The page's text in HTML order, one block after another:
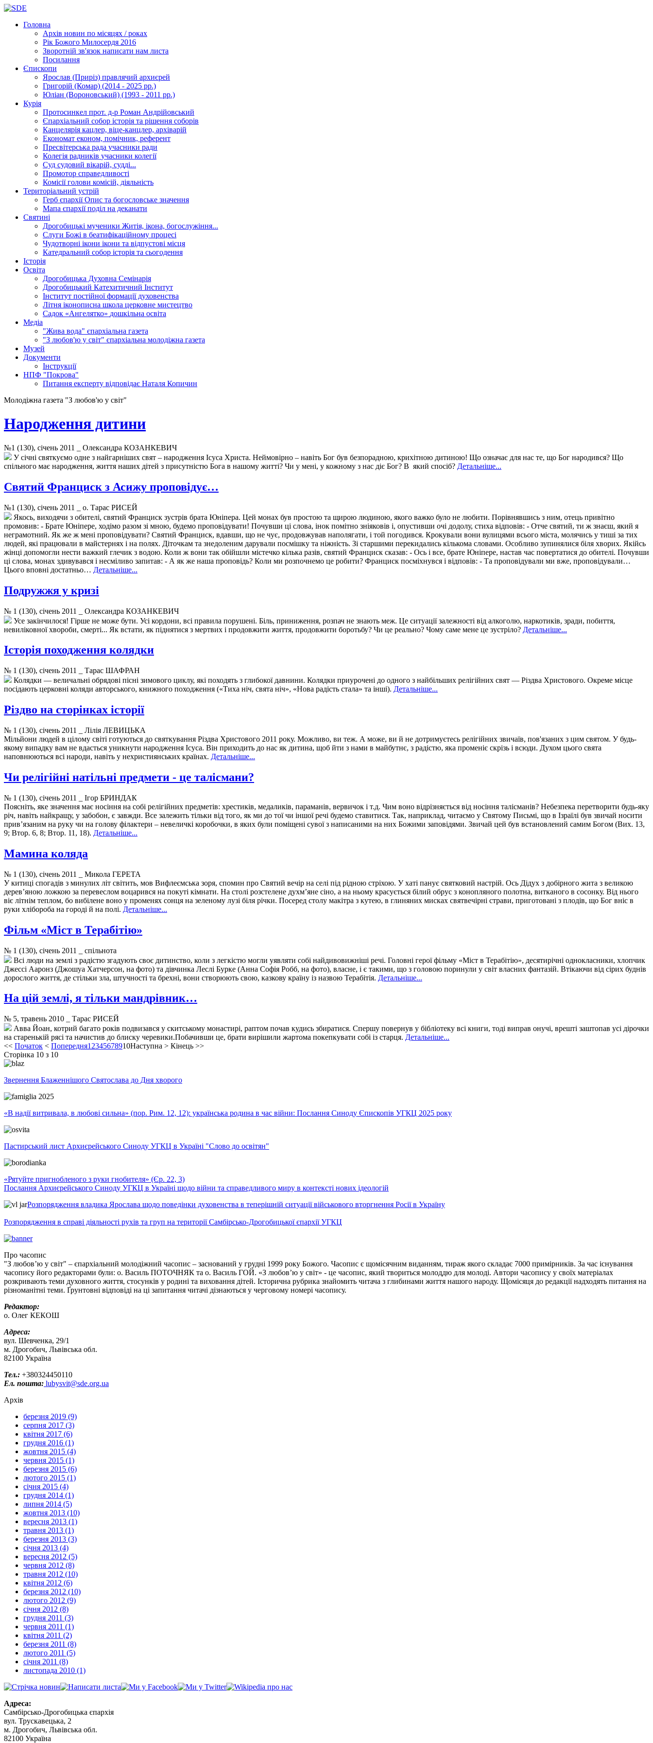
Головна
Архів новин по місяцях / роках
Рік Божого Милосердя 2016
Зворотній зв'язок написати нам листа
Посилання
Єпископи
Ярослав (Приріз) правлячий архиєрей
Григорій (Комар) (2014 - 2025 рр.)
Юліан (Вороновський) (1993 - 2011 рр.)
Курія
Протосинкел прот. д-р Роман Андрійовський
Єпархіальний собор історія та рішення соборів
Канцелярія кацлер, віце-канцлер, архіварій
Економат економ, помічник, референт
Пресвітерська рада учасники ради
Колегія радників учасники колегії
Суд судовий вікарій, судді...
Промотор справедливості
Комісіїголови комісій, діяльність
Територіальний устрій
Герб єпархіїОпис та богословське значення
Мапа єпархіїподіл на деканати
Святині
Дрогобицькі мученики Житія, ікона, богослужіння...
Слуги Божі в беатифікаційному процесі
Чудотворні ікони ікони та відпустові місця
Катедральний собор історія та сьогодення
Історія
Освіта
Дрогобицька Духовна Семінарія
Дрогобицький Катехитичний Інститут
Інститут постійної формації духовенства
Літня іконописна школа церковне мистецтво
Садок «Ангелятко» дошкільна освіта
Медіа
"Жива вода" єпархіальна газета
"З любов'ю у світ" єпархіальна молодіжна газета
Музей
Документи
Інструкції
НПФ "Покрова"
Питання експерту відповідає Наталя Копичин
Молодіжна газета "З любов'ю у світ"
Народження дитини
№1 (130), січень 2011 _ Олександра КОЗАНКЕВИЧ
У січні святкуємо одне з найгарніших свят – народження Ісуса Христа. Неймовірно – навіть Бог був безпорадною, крихітною дитиною! Що означає для нас те, що Бог народився? Що
спільного має народження, життя наших дітей з присутністю Бога в нашому житті? Чи у мені, у кожному з нас діє Бог? В який спосіб? Детальніше...
Святий Франциск з Асижу проповідує…
№1 (130), січень 2011 _ о. Тарас РИСЕЙ
Якось, виходячи з обителі, святий Франциск зустрів брата Юніпера. Цей монах був простою та щирою людиною, якого важко було не любити. Порівнявшись з ним, отець привітно
промовив: - Брате Юніпере, ходімо разом зі мною, будемо проповідувати! Почувши ці слова, інок помітно зніяковів і, опустивши очі додолу, стиха відповів: - Отче святий, ти ж знаєш, який я
неграмотний. Як же ж мені проповідувати? Святий Франциск, вдавши, що не чує, продовжував наполягати, і той погодився. Крокували вони вулицями всього міста, молячись у тиші за тих
людей, які працювали в майстернях і на полях. Діточкам та знедоленим дарували посмішку та ніжність. Зі старшими перекидались кількома словами. Особливо зупинялися біля хворих. Якійсь
жінці допомогли нести важкий глечик з водою. Коли ж вони так обійшли містечко кілька разів, святий Франциск сказав: - Ось і все, брате Юніпере, настав час повертатися до обителі. Почувши
ці слова, монах здивувався і несміливо запитав: - А як же наша проповідь? Коли ми розпочнемо це робити? Франциск посміхнувся і відповів: - Та проповідували ми вже, проповідували…
Цього вповні достатньо… Детальніше...
Подружжя у кризі
№ 1 (130), січень 2011 _ Олександра КОЗАНКЕВИЧ
Усе закінчилося! Гірше не може бути. Усі кордони, всі правила порушені. Біль, приниження, розпач не знають меж. Це ситуації залежності від алкоголю, наркотиків, зради, побиття,
невиліковної хвороби, смерті... Як встати, як піднятися з мертвих і продовжити життя, продовжити боротьбу? Чи це реально? Чому саме мене це зустріло? Детальніше...
Історія походження колядки
№ 1 (130), січень 2011 _ Тарас ШАФРАН
Колядки — величальні обрядові пісні зимового циклу, які походять з глибокої давнини. Колядки приурочені до одного з найбільших релігійних свят — Різдва Христового. Окреме місце
посідають церковні коляди авторського, книжного походження («Тиха ніч, свята ніч», «Нова радість стала» та інші). Детальніше...
Різдво на сторінках історії
№ 1 (130), січень 2011 _ Лілія ЛЕВИЦЬКА
Мільйони людей в цілому світі готуються до святкування Різдва Христового 2011 року. Можливо, ви теж. А може, ви й не дотримуєтесь релігійних звичаїв, пов'язаних з цим святом. У будь-
якому випадку вам не вдасться уникнути народження Ісуса. Він приходить до нас як дитина, щоб йти з нами в майбутнє, з радістю, яка променіє скрізь і всюди. Духом цього свята
наповнюються всі народи, навіть у нехристиянських країнах. Детальніше...
Чи релігійні натільні предмети - це талісмани?
№ 1 (130), січень 2011 _ Ігор БРИНДАК
Поясніть, яке значення має носіння на собі релігійних предметів: хрестиків, медаликів, параманів, вервичок і т.д. Чим воно відрізняється від носіння талісманів? Небезпека перетворити будь-яку
річ, навіть найкращу, у забобон, є завжди. Все залежить тільки від того, як ми до тої чи іншої речі будемо ставитися. Так, наприклад, читаємо у Святому Письмі, що в Ізраїлі був звичай носити
прив’язаним на руку чи на голову філактери – невеличкі коробочки, в яких були поміщені сувої з написаними на них Божими заповідями. Звичай цей був встановлений самим Богом (Вих. 13,
9; Втор. 6, 8; Втор. 11, 18). Детальніше...
Мамина коляда
№ 1 (130), січень 2011 _ Микола ГЕРЕТА
У китиці спогадів з минулих літ світить, мов Вифлеємська зоря, спомин про Святий вечір на селі під рідною стріхою. У хаті панує святковий настрій. Ось Дідух з добірного жита з великою
дерев’яною ложкою за перевеслом воцарився на покуті кімнати. На столі розстелене духм’яне сіно, а на ньому красується білий обрус з конопляного полотна, витканого в сосонку. Від нього
віє літнім теплом, бо вибілене воно у променях сонця на зеленому лузі біля річки. Посеред столу макітра з кутею, в глиняних мисках святвечірні страви, приготовані з плодів, що Бог вніс в
руки хлібороба на городі й на полі. Детальніше...
Фільм «Міст в Терабітію»
№ 1 (130), січень 2011 _ спільнота
Всі люди на землі з радістю згадують своє дитинство, коли з легкістю могли уявляти собі найдивовижніші речі. Головні герої фільму «Міст в Терабітію», десятирічні однокласники, хлопчик
Джессі Ааронз (Джошуа Хатчерсон, на фото) та дівчинка Леслі Бурке (Анна Софія Робб, на фото), власне, і є такими, що з головою поринули у світ власних фантазій. Втікаючи від сірих буднів
дорослого життя, де стільки зла, штучності та брехні, вони створюють свою, казкову країну із назвою Терабітія. Детальніше...
На цій землі, я тільки мандрівник…
№ 5, травень 2010 _ Тарас РИСЕЙ
Авва Йоан, котрий багато років подвизався у скитському монастирі, раптом почав кудись збиратися. Спершу повернув у бібліотеку всі книги, тоді виправ онучі, врешті заштопав усі дірочки
на старенькій рясі та начистив до блиску черевики.Побачивши це, брати вирішили жартома покепкувати собі із старця. Детальніше...
<< Початок < Попередня1 2345678910Наступна > Кінець >>
Сторінка 10 з 10
Звернення Блаженнішого Святослава до Дня хворого
«В надії витривала, в любові сильна» (пор. Рим. 12, 12): українська родина в час війни: Послання Синоду Єпископів УГКЦ 2025 року
Пастирський лист Архиєрейського Синоду УГКЦ в Україні "Слово до освітян"
«Рятуйте пригнобленого з руки гнобителя» (Єр. 22, 3)
Послання Архиєрейського Синоду УГКЦ в Україні щодо війни та справедливого миру в контексті нових ідеологій
Розпорядження владика Ярослава щодо поведінки духовенства в теперішній ситуації військового вторгнення Росії в Україну
Розпорядження в справі діяльності рухів та груп на території Самбірсько-Дрогобицької єпархії УГКЦ
Про часопис
"З любов’ю у світ" – єпархіальний молодіжний часопис – заснований у грудні 1999 року Божого. Часопис є щомісячним виданням, тираж якого складає 7000 примірників. За час існування
часопису його редакторами були: о. Василь ПОТОЧНЯК та о. Василь ГОЙ. «З любов’ю у світ» - це часопис, який твориться молоддю для молоді. Автори часопису у своїх матеріалах
розкривають теми духовного життя, стосунків у родині та виховання дітей. Історична рубрика знайомить читача з глибинами життя нашого народу. Щомісяця до редакції надходять питання на
різноманітні теми. Ґрунтовні відповіді на ці запитання читачі дізнаються у черговому номері часопису.
Редактор:
о. Олег КЕКОШ
Адреса:
вул. Шевченка, 29/1
м. Дрогобич, Львівська обл.
82100 Україна
Тел.: +380324450110
Ел. пошта: lubysvit@sde.org.ua
Архів
березня 2019 (9)
серпня 2017 (3)
квітня 2017 (6)
грудня 2016 (1)
жовтня 2015 (4)
червня 2015 (1)
березня 2015 (6)
лютого 2015 (1)
січня 2015 (4)
грудня 2014 (1)
липня 2014 (5)
жовтня 2013 (10)
вересня 2013 (1)
травня 2013 (1)
березня 2013 (3)
січня 2013 (4)
вересня 2012 (5)
червня 2012 (8)
травня 2012 (10)
квітня 2012 (6)
березня 2012 (10)
лютого 2012 (9)
січня 2012 (8)
грудня 2011 (3)
червня 2011 (1)
квітня 2011 (2)
березня 2011 (8)
лютого 2011 (5)
січня 2011 (8)
листопада 2010 (1)
Адреса:
Самбірсько-Дрогобицька єпархія
вул. Трускавецька, 2
м. Дрогобич, Львівська обл.
82100 Україна